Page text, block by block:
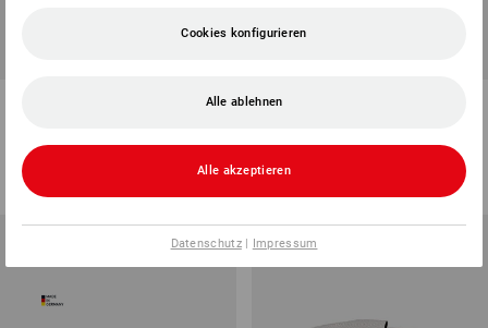
ab
(m. MwSt.) ab 10 Stück
Transport-Netz, 0,9 x 0,9 m
(m. MwSt.) ab 6 Stück
Cookies konfigurieren
Alle ablehnen
Alle akzeptieren
Datenschutz| Impressum